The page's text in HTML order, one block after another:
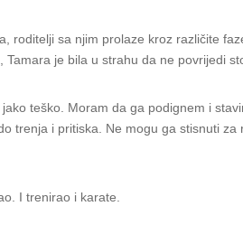
roditelji sa njim prolaze kroz različite
Tamara je bila u strahu da ne povrijedi
jako teško. Moram da ga podignem i
trenja i pritiska. Ne mogu ga stisnuti
I trenirao i karate.